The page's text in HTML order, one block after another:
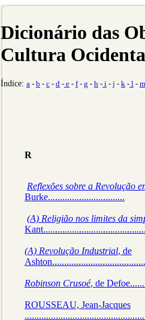
Dicionário das
Cultura
Índice: a - b - c - d - e - f- g - h - i - j - k - l - m
R
Reflexões sobre a Revolução
Burke................................
(A) Religião nos limites da
(A) Revolução Industrial, de
Robinson Crusoé, de
ROUSSEAU, Jean-Jacques